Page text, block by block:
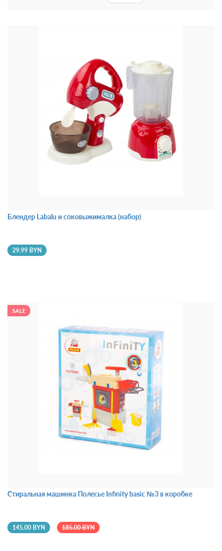
Блендер Labalu и соковыжималкa (набор)
29.99 BYN
SALE
Стиральная машинка Полесье Infinity basic №3 в коробке
145.00 BYN 185.00 BYN